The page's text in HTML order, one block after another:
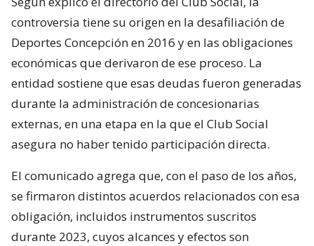
controversia tiene su origen en la desafiliación de
Deportes Concepción en 2016 y en las obligaciones
económicas que derivaron de ese proceso. La
entidad sostiene que esas deudas fueron generadas
durante la administración de concesionarias
externas, en una etapa en la que el Club Social
asegura no haber tenido participación directa.
El comunicado agrega que, con el paso de los años,
se firmaron distintos acuerdos relacionados con esa
obligación, incluidos instrumentos suscritos
durante 2023, cuyos alcances y efectos son